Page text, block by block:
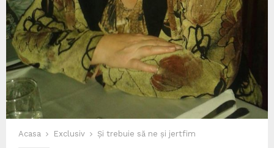
Acasa Exclusiv Și trebuie să ne și jertfim